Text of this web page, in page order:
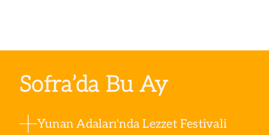
Sofra’da Bu Ay
Yunan Adaları'nda Lezzet Festivali